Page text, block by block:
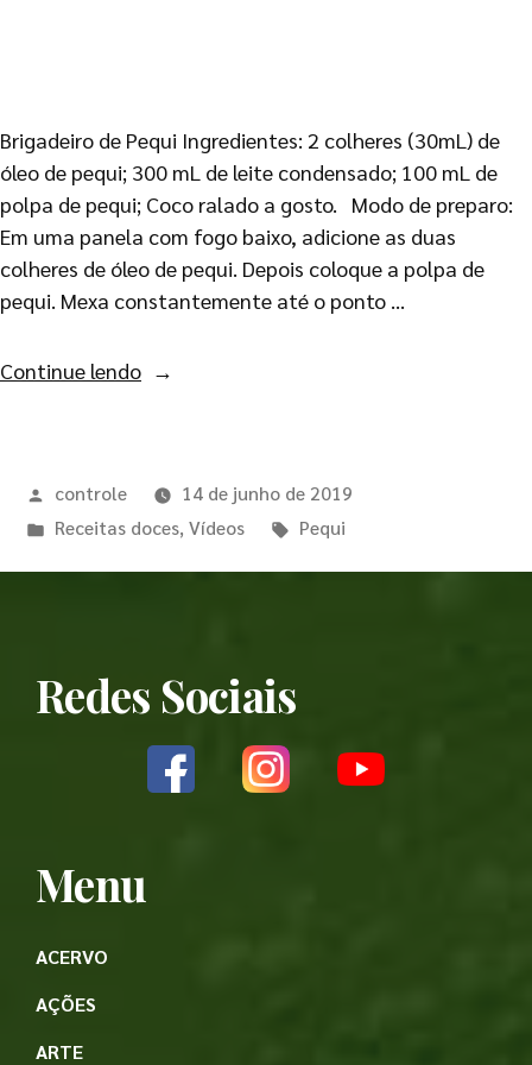
Brigadeiro de Pequi Ingredientes: 2 colheres (30mL) de
óleo de pequi; 300 mL de leite condensado; 100 mL de
polpa de pequi; Coco ralado a gosto. Modo de preparo:
Em uma panela com fogo baixo, adicione as duas
colheres de óleo de pequi. Depois coloque a polpa de
pequi. Mexa constantemente até o ponto …
Continue lendo
controle
14 de junho de 2019
Receitas doces, Vídeos Pequi
Redes Sociais
Menu
ACERVO
AÇÕES
ARTE